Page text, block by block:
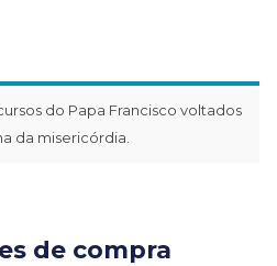
do Papa Francisco voltados
da misericórdia.
de compra